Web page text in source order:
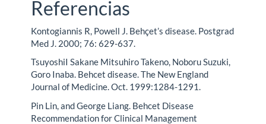
Referencias
Kontogiannis R, Powell J. Behçet’s disease. Postgrad
Med J. 2000; 76: 629-637.
TsuyoshiI Sakane Mitsuhiro Takeno, Noboru Suzuki,
Goro Inaba. Behcet disease. The New England
Journal of Medicine. Oct. 1999:1284-1291.
Pin Lin, and George Liang. Behcet Disease
Recommendation for Clinical Management